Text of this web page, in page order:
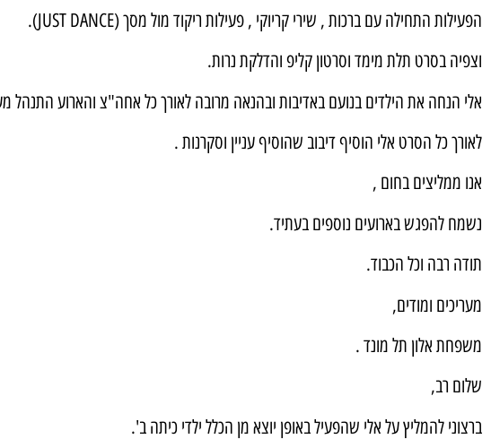
הפעילות התחילה עם ברכות , שירי קריוקי , פעילות ריקוד מול מסך (JUST DANCE).
וצפיה בסרט תלת מימד וסרטון קליפ והדלקת נרות.
אלי הנחה את הילדים בנועם באדיבות ובהנאה מרובה לאורך כל אחה"צ והארוע התנהל
לאורך כל הסרט אלי הוסיף דיבוב שהוסיף עניין וסקרנות .
אנו ממליצים בחום ,
נשמח להפגש בארועים נוספים בעתיד.
תודה רבה וכל הכבוד.
מעריכים ומודים,
משפחת אלון תל מונד .
שלום רב,
ברצוני להמליץ על אלי שהפעיל באופן יוצא מן הכלל ילדי כיתה ב'.